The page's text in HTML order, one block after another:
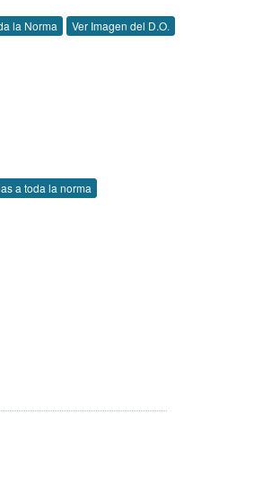
la Norma Ver Imagen del D.O.
a toda la norma